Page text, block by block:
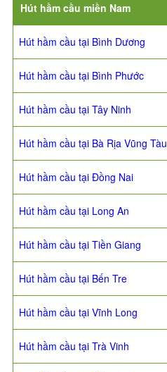
Hút hầm cầu miền Nam
Hút hầm cầu tại Bình Dương
Hút hầm cầu tại Bình Phước
Hút hầm cầu tại Tây Ninh
Hút hầm cầu tại Bà Rịa Vũng Tàu
Hút hầm cầu tại Đồng Nai
Hút hầm cầu tại Long An
Hút hầm cầu tại Tiền Giang
Hút hầm cầu tại Bến Tre
Hút hầm cầu tại Vĩnh Long
Hút hầm cầu tại Trà Vinh